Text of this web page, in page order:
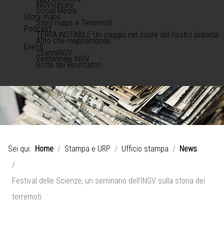
INGVvulcani
Social Media
Story maps
Story maps e Terremoti
Podcast
TERRA INSTABILE Un viaggio nel cuore del nostro pianeta
Altro che mappamondo
Eventi
25anniINGV
Ventennale INGV
Notte dei Ricercatori
Sei qui: Home Stampa e URP Ufficio stampa News
Festival delle Scienze, un seminario dell’INGV sulla storia dei
terremoti